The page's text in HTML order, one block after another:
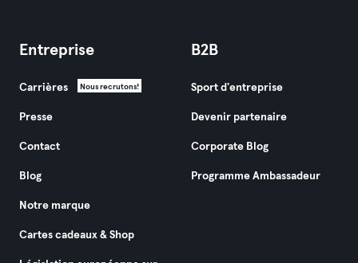
Entreprise
Carrières Nous recrutons!
Presse
Contact
Blog
Notre marque
Cartes cadeaux & Shop
B2B
Sport d'entreprise
Devenir partenaire
Corporate Blog
Programme Ambassadeur